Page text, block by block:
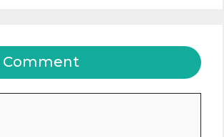
Comment